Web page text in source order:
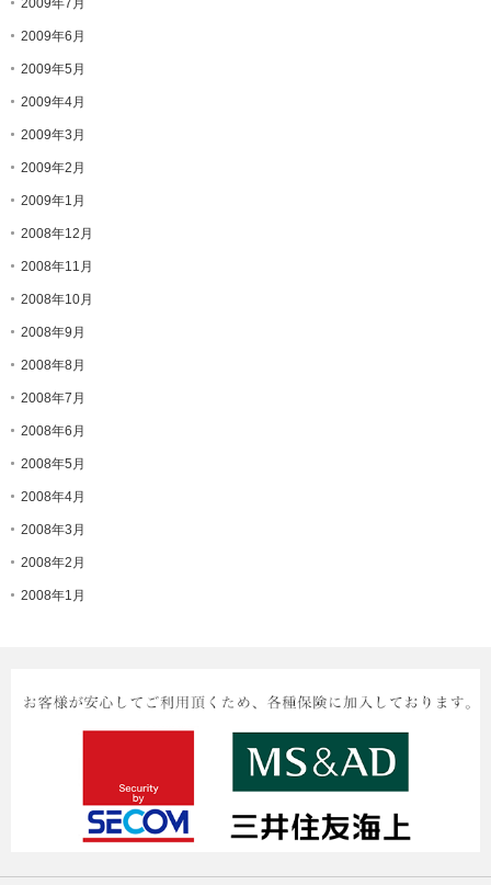
2009年6月
2009年5月
2009年4月
2009年3月
2009年2月
2009年1月
2008年12月
2008年11月
2008年10月
2008年9月
2008年8月
2008年7月
2008年6月
2008年5月
2008年4月
2008年3月
2008年2月
2008年1月